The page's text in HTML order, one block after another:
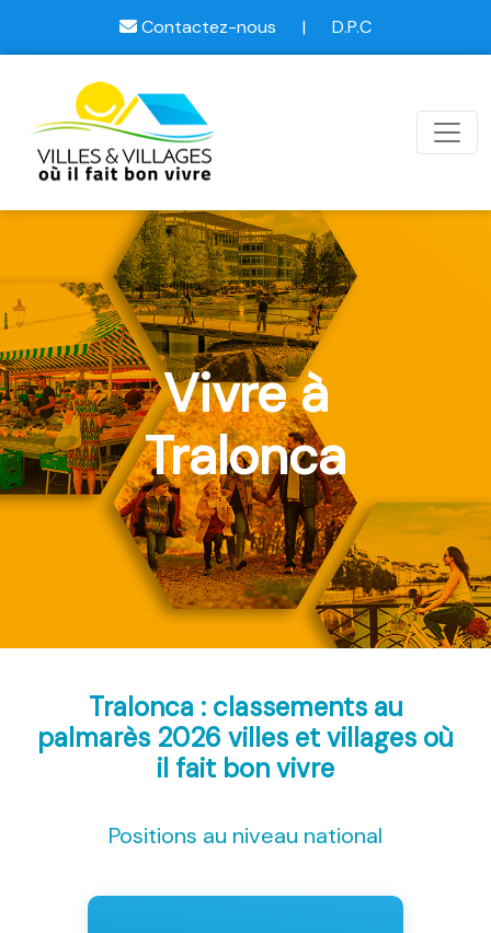
Contactez-nous | D.P.C
Vivre à
Tralonca
Tralonca : classements au
palmarès 2026 villes et villages où
il fait bon vivre
Positions au niveau national